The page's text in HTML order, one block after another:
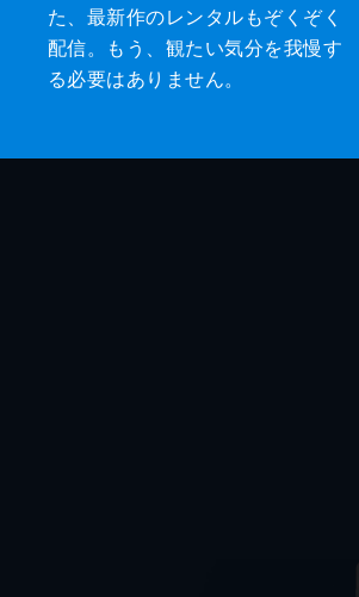
た、最新作のレンタルもぞくぞく
配信。もう、観たい気分を我慢す
る必要はありません。